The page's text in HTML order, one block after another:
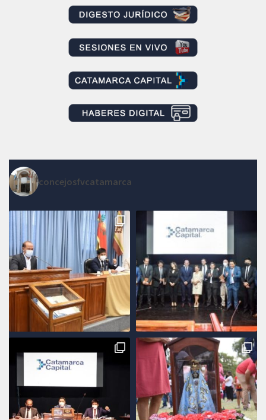
concejosfvcatamarca